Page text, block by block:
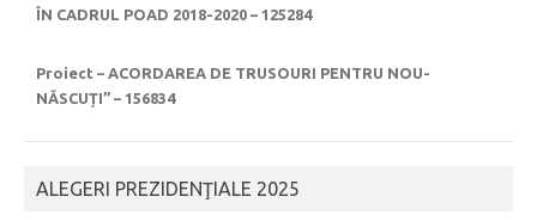
ÎN CADRUL POAD 2018-2020 – 125284
Proiect – ACORDAREA DE TRUSOURI PENTRU NOU-
NĂSCUȚI” – 156834
ALEGERI PREZIDENŢIALE 2025